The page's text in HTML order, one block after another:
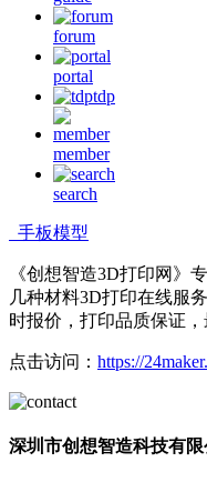
forum
portal
tdp
member
search
手板模型
《创想智造3D打印网》
几种材料3D打印在线服
时报价，打印品质保证，
点击访问： https://
深圳市创想智造科技有限